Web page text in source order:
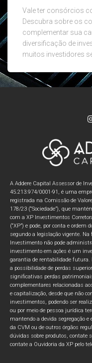
Vale ter consórcios
Descubra sobre os
complementar sua
diversificação de
muitos investidores
A Addere Capital Assessor de
45.213.974/0001-91, é uma
registrada na Comissão de
178/23 (“Sociedade”), que
com a XP Investimentos
(“XP”) e pode, por conta e
segundo a legislação vigente.
Investimento não pode
investimento em ações é um
garantia de rentabilidade futura.
a possibilidade de perdas
significativas perdas
complementares relacionadas
e capitalização, desde que não
investimentos, podendo ser
ou por meio de pessoa jurídica
mantendo a devida segregação
da CVM ou de outros órgãos
dúvidas sobre produtos, contate
contate a Ouvidoria da XP pelo